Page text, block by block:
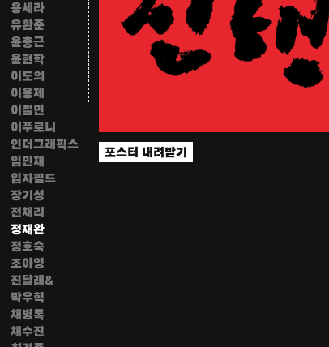
용세라
유환준
윤충근
윤현학
이도의
이용제
이철민
이푸로니
인더그래픽스
임민재
입자필드
장기성
전채리
정재완
정호숙
조아영
진달래&
박우혁
채병록
채수진
포스터 내려받기